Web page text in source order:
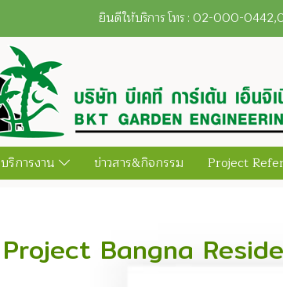
ยินดีให้บริการ โทร : 02-000-
บริการงาน ข่าวสาร&กิจกรรม Project
Project Bangna